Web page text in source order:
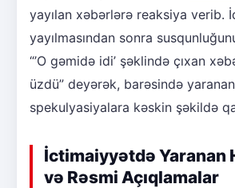
yayılan xəbərlərə reaksiya verib.
yayılmasından sonra
“’O gəmidə idi’ şəklində çıxan
üzdü” deyərək, barəsində yaranan
spekulyasiyalara kəskin şəkildə
İctimaiyyətdə Yaranan
və Rəsmi Açıqlamalar